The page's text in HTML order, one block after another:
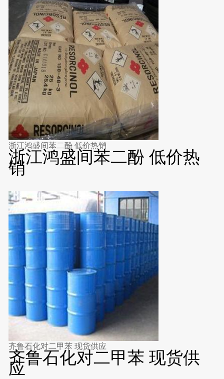
浙江鸿盛间苯二酚 低价热销
浙江鸿盛间苯二酚 低价热
销
齐鲁石化对二甲苯 现货供应
齐鲁石化对二甲苯 现货供
应